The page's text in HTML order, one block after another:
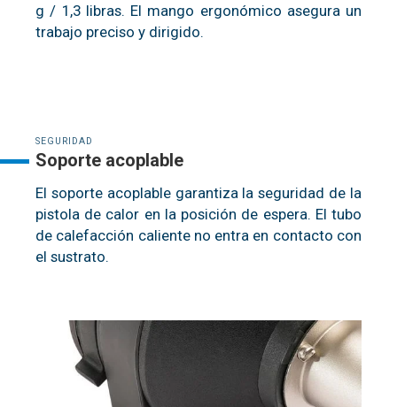
g / 1,3 libras. El mango ergonómico asegura un
trabajo preciso y dirigido.
SEGURIDAD
Soporte acoplable
El soporte acoplable garantiza la seguridad de la
pistola de calor en la posición de espera. El tubo
de calefacción caliente no entra en contacto con
el sustrato.